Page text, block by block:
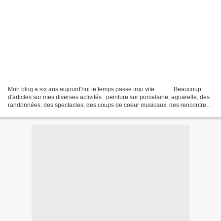
Mon blog a six ans aujourd'hui le temps passe trop vite.............Beaucoup
d'articles sur mes diverses activités : peinture sur porcelaine, aquarelle, des
randonnées, des spectacles, des coups de coeur musicaux, des rencontres,